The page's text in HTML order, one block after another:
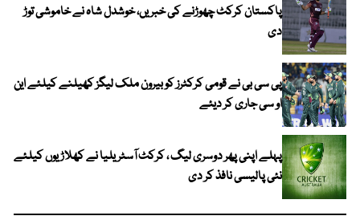
پاکستان کرکٹ چھوڑنے کی خبریں، خوشدل شاہ نے خاموشی توڑ
دی
پی سی بی نے قومی کرکٹرز کو بیرون ملک لیگز کھیلنے کیلئے این
او سی جاری کر دیئے
پہلے اپنی پھر دوسری لیگ ، کرکٹ آسٹریلیا نے کھلاڑیوں کیلئے
نئی پالیسی نافذ کر دی